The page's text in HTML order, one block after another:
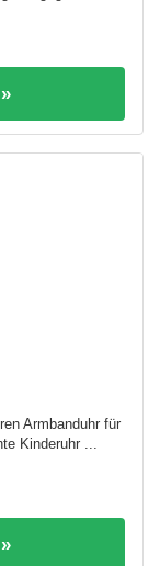
Armbanduhr für
Kinderuhr ...